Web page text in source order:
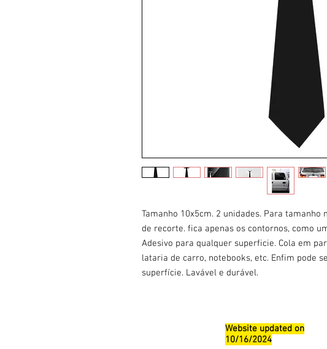
Tamanho 10x5cm. 2 unidades. Para tamanho
de recorte. fica apenas os contornos, como
Adesivo para qualquer superficie. Cola em
lataria de carro, notebooks, etc. Enfim pode
superfície. Lavável e durável.
Website updated on
10/16/2024